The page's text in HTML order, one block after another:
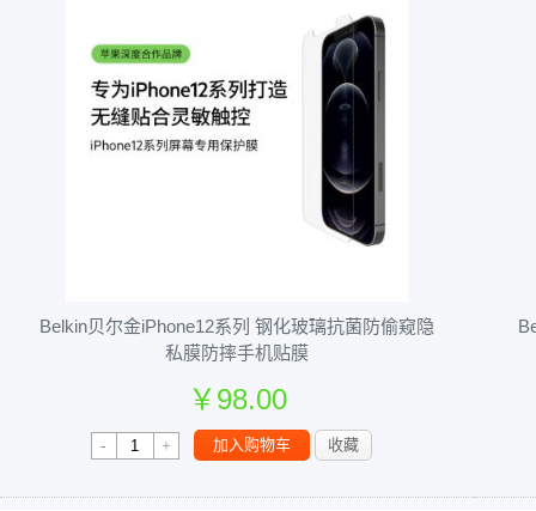
Belkin贝尔金iPhone12系列 钢化玻璃抗菌防偷窥隐
私膜防摔手机贴膜
￥98.00
￥198.00
- + 加入购物车 收藏